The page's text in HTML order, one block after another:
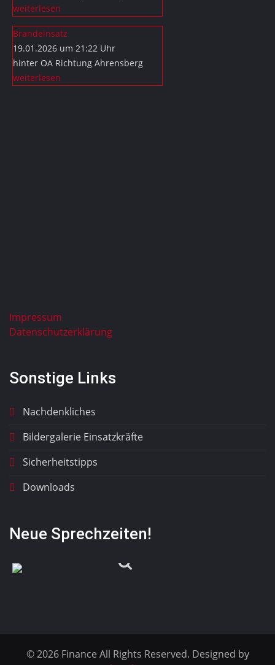
weiterlesen
Brandeinsatz
19.01.2026 um 21:22 Uhr
hinter OA Richtung Ahrensberg
weiterlesen
Impressum
Datenschutzerklärung
Sonstige Links
Nachdenkliches
Bildergalerie Einsatzkräfte
Sicherheitstipps
Downloads
Neue Sprechzeiten!
© 2026 Finance All Rights Reserved. Designed by